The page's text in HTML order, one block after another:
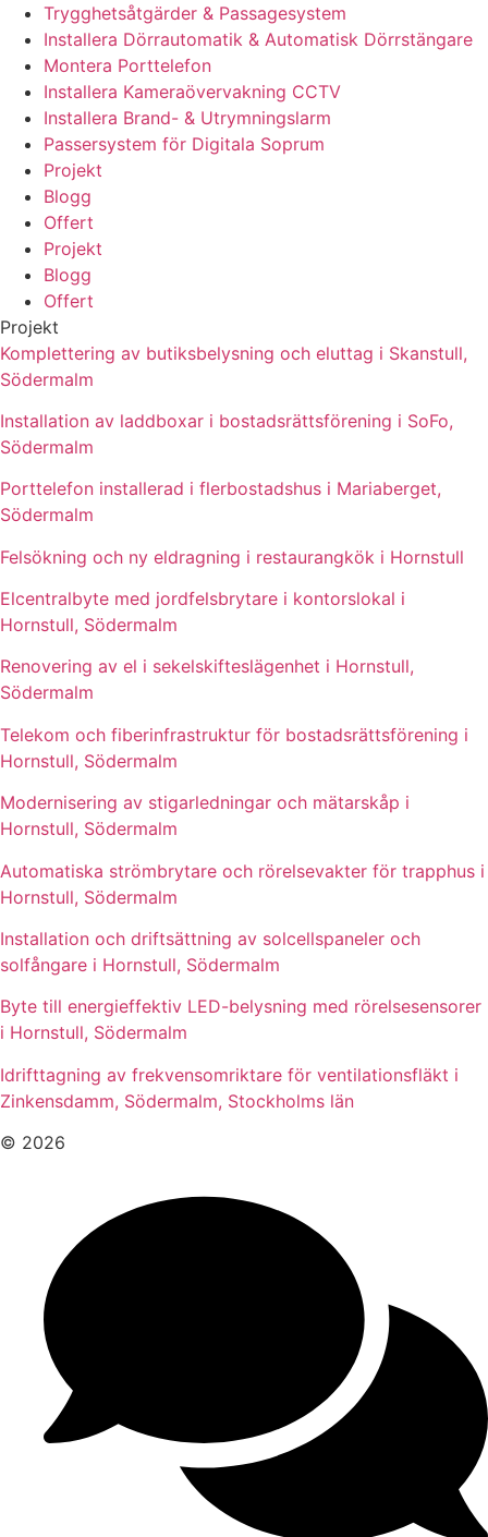
Trygghetsåtgärder & Passagesystem
Installera Dörrautomatik & Automatisk Dörrstängare
Montera Porttelefon
Installera Kameraövervakning CCTV
Installera Brand- & Utrymningslarm
Passersystem för Digitala Soprum
Projekt
Blogg
Offert
Projekt
Blogg
Offert
Projekt
Komplettering av butiksbelysning och eluttag i Skanstull,
Södermalm
Installation av laddboxar i bostadsrättsförening i SoFo,
Södermalm
Porttelefon installerad i flerbostadshus i Mariaberget,
Södermalm
Felsökning och ny eldragning i restaurangkök i Hornstull
Elcentralbyte med jordfelsbrytare i kontorslokal i
Hornstull, Södermalm
Renovering av el i sekelskifteslägenhet i Hornstull,
Södermalm
Telekom och fiberinfrastruktur för bostadsrättsförening i
Hornstull, Södermalm
Modernisering av stigarledningar och mätarskåp i
Hornstull, Södermalm
Automatiska strömbrytare och rörelsevakter för trapphus i
Hornstull, Södermalm
Installation och driftsättning av solcellspaneler och
solfångare i Hornstull, Södermalm
Byte till energieffektiv LED-belysning med rörelsesensorer
i Hornstull, Södermalm
Idrifttagning av frekvensomriktare för ventilationsfläkt i
Zinkensdamm, Södermalm, Stockholms län
© 2026